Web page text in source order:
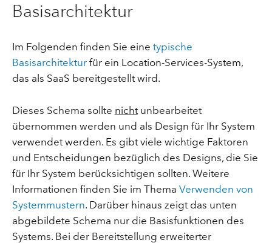
Basisarchitektur
Im Folgenden finden Sie eine typische
Basisarchitekturfür ein Location-Services-System,
das als SaaS bereitgestellt wird.
Dieses Schema sollte nichtunbearbeitet
übernommen werden und als Design für Ihr System
verwendet werden. Es gibt viele wichtige Faktoren
und Entscheidungen bezüglich des Designs, die Sie
für Ihr System berücksichtigen sollten. Weitere
Informationen finden Sie im Thema Verwenden von
Systemmustern. Darüber hinaus zeigt das unten
abgebildete Schema nur die Basisfunktionen des
Systems. Bei der Bereitstellung erweiterter